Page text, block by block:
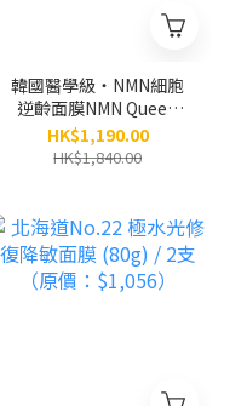
韓國醫學級‧NMN細胞
逆齡面膜NMN Queen
Mask / 5盒（原價：
$1,840）
HK$1,190.00
HK$1,840.00